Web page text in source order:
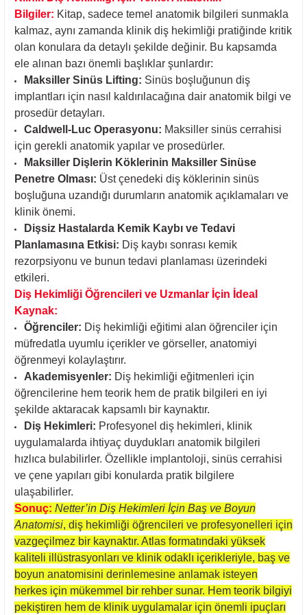
Bilgiler: Kitap, sadece temel anatomik bilgileri sunmakla
kalmaz, aynı zamanda klinik diş hekimliği pratiğinde kritik
olan konulara da detaylı şekilde değinir. Bu kapsamda
ele alınan bazı önemli başlıklar şunlardır:
Maksiller Sinüs Lifting: Sinüs boşluğunun diş
implantları için nasıl kaldırılacağına dair anatomik bilgi ve
prosedür detayları.
Caldwell-Luc Operasyonu: Maksiller sinüs cerrahisi
için gerekli anatomik yapılar ve prosedürler.
Maksiller Dişlerin Köklerinin Maksiller Sinüse
Penetre Olması: Üst çenedeki diş köklerinin sinüs
boşluğuna uzandığı durumların anatomik açıklamaları ve
klinik önemi.
Dişsiz Hastalarda Kemik Kaybı ve Tedavi
Planlamasına Etkisi: Diş kaybı sonrası kemik
rezorpsiyonu ve bunun tedavi planlaması üzerindeki
etkileri.
Diş Hekimliği Öğrencileri ve Uzmanlar İçin İdeal
Kaynak:
Öğrenciler: Diş hekimliği eğitimi alan öğrenciler için
müfredatla uyumlu içerikler ve görseller, anatomiyi
öğrenmeyi kolaylaştırır.
Akademisyenler: Diş hekimliği eğitmenleri için
öğrencilerine hem teorik hem de pratik bilgileri en iyi
şekilde aktaracak kapsamlı bir kaynaktır.
Diş Hekimleri: Profesyonel diş hekimleri, klinik
uygulamalarda ihtiyaç duydukları anatomik bilgileri
hızlıca bulabilirler. Özellikle implantoloji, sinüs cerrahisi
ve çene yapıları gibi konularda pratik bilgilere
ulaşabilirler.
Sonuç: Netter’in Diş Hekimleri İçin Baş ve Boyun
Anatomisi, diş hekimliği öğrencileri ve profesyonelleri için
vazgeçilmez bir kaynaktır. Atlas formatındaki yüksek
kaliteli illüstrasyonları ve klinik odaklı içerikleriyle, baş ve
boyun anatomisini derinlemesine anlamak isteyen
herkes için mükemmel bir rehber sunar. Hem teorik bilgiyi
pekiştiren hem de klinik uygulamalar için önemli ipuçları